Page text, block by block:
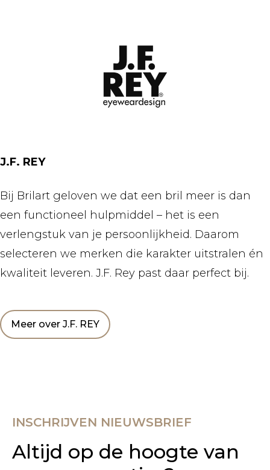
J.F. REY
Bij Brilart geloven we dat een bril meer is dan
een functioneel hulpmiddel – het is een
verlengstuk van je persoonlijkheid. Daarom
selecteren we merken die karakter uitstralen én
kwaliteit leveren. J.F. Rey past daar perfect bij.
Meer over J.F. REY
INSCHRIJVEN NIEUWSBRIEF
Altijd op de hoogte van